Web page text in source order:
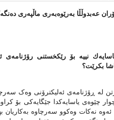
عه‌بدوڵڵا به‌رێوه‌به‌ری ماڵپه‌ری
یاسایەك نییە بۆ رێكخستنى
بكرێت؟
له‌ ڕۆژنامه‌ی ئه‌لیکترۆنی وه‌ک
چێوه‌ی یاسایه‌کدا جێگایه‌کی بۆ
نه‌کات وه‌کوو سه‌رچاوه‌ به‌کاریان